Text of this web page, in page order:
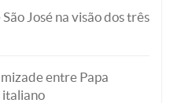
José na visão dos três
entre Papa
italiano